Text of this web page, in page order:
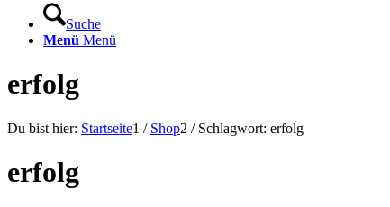
Suche
Menü Menü
erfolg
Du bist hier: Startseite1 / Shop2 / Schlagwort: erfolg
erfolg